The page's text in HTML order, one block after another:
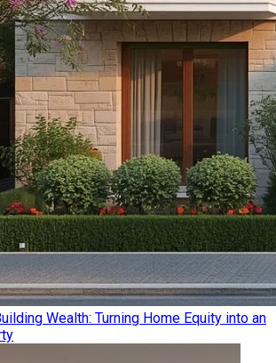
Wealth: Turning Home Equity into an